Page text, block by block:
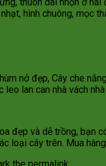
thuôn dài nhọn ở
hình chuông, mọc
nở đẹp, Cây che
lan can nhà vách
đẹp và dễ trồng, bạn
loại cây trên. Mua